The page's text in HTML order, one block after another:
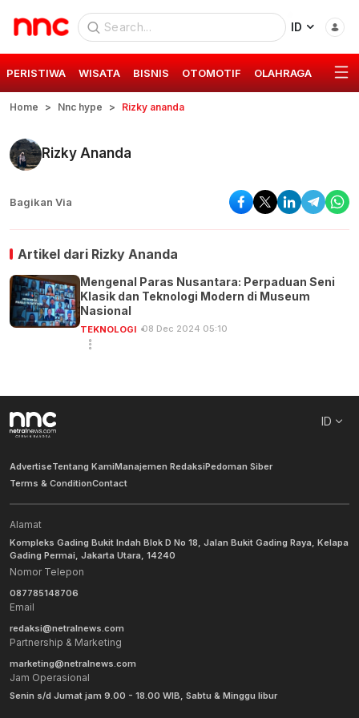
ID
PERISTIWA WISATA BISNIS OTOMOTIF OLAHRAGA GAYA
Home Nnc hype Rizky ananda
Rizky Ananda
Bagikan Via
Artikel dari Rizky Ananda
Mengenal Paras Nusantara: Perpaduan Seni
Klasik dan Teknologi Modern di Museum
Nasional
TEKNOLOGI 08 Dec 2024 05:10
ID
AdvertiseTentang KamiManajemen RedaksiPedoman Siber
Terms & ConditionContact
Alamat
Kompleks Gading Bukit Indah Blok D No 18, Jalan Bukit Gading Raya, Kelapa
Gading Permai, Jakarta Utara, 14240
Nomor Telepon
087785148706
Email
redaksi@netralnews.com
Partnership & Marketing
marketing@netralnews.com
Jam Operasional
Senin s/d Jumat jam 9.00 - 18.00 WIB, Sabtu & Minggu libur